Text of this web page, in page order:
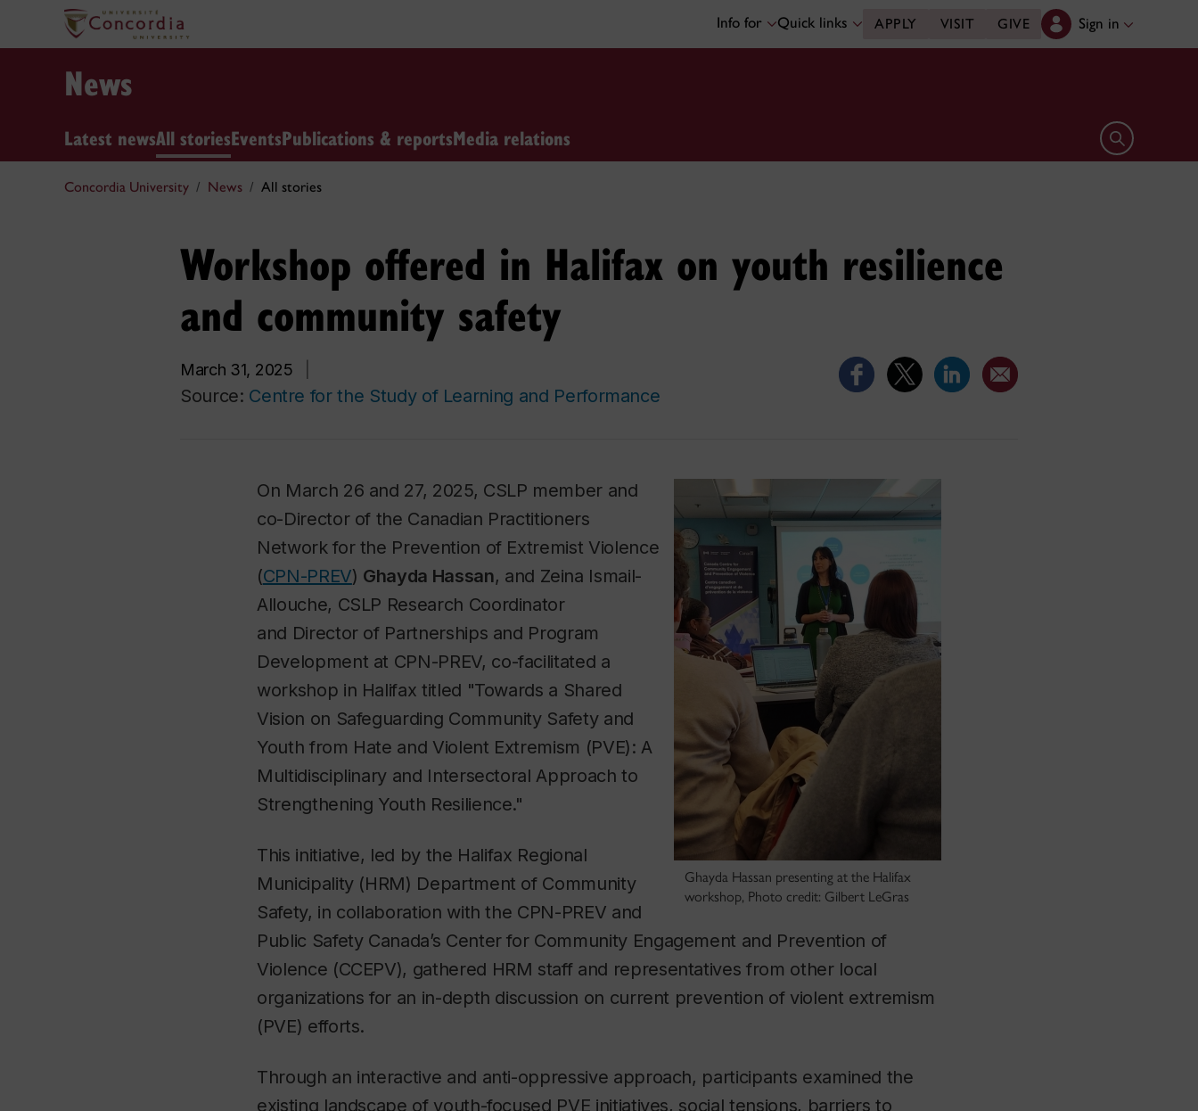
Info for Quick links APPLY VISIT GIVE Sign in
News
Latest newsAll storiesEventsPublications & reportsMedia relations Open search
Concordia University News All stories
Workshop offered in Halifax on youth resilience
and community safety
March 31, 2025
Source: Centre for the Study of Learning and Performance
Ghayda Hassan presenting at the Halifax
workshop, Photo credit: Gilbert LeGras
On March 26 and 27, 2025, CSLP member and
co-Director of the Canadian Practitioners
Network for the Prevention of Extremist Violence
(CPN-PREV) Ghayda Hassan, and Zeina Ismail-
Allouche, CSLP Research Coordinator
and Director of Partnerships and Program
Development at CPN-PREV, co-facilitated a
workshop in Halifax titled "Towards a Shared
Vision on Safeguarding Community Safety and
Youth from Hate and Violent Extremism (PVE): A
Multidisciplinary and Intersectoral Approach to
Strengthening Youth Resilience."
This initiative, led by the Halifax Regional
Municipality (HRM) Department of Community
Safety, in collaboration with the CPN-PREV and
Public Safety Canada’s Center for Community Engagement and Prevention of
Violence (CCEPV), gathered HRM staff and representatives from other local
organizations for an in-depth discussion on current prevention of violent extremism
(PVE) efforts.
Through an interactive and anti-oppressive approach, participants examined the
existing landscape of youth-focused PVE initiatives, social tensions, barriers to